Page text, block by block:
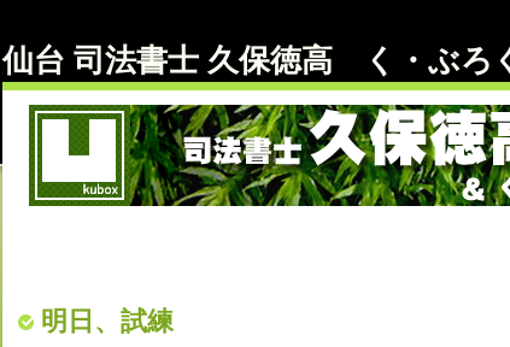
仙台 司法書士 久保徳高 く・ぶろ
明日、試練